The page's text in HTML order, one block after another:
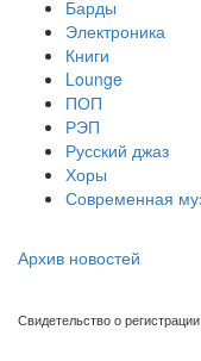
Барды
Электроника
Книги
Lounge
ПОП
РЭП
Русский джаз
Хоры
Современная
Архив новостей
Свидетельство о